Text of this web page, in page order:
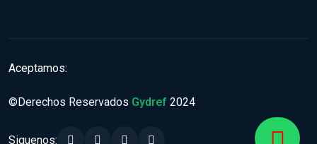
Aceptamos:
©Derechos Reservados Gydref 2024
Siguenos: